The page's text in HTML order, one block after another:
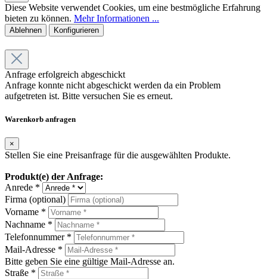
Diese Website verwendet Cookies, um eine bestmögliche Erfahrung
bieten zu können. Mehr Informationen ...
Ablehnen Konfigurieren
Anfrage erfolgreich abgeschickt
Anfrage konnte nicht abgeschickt werden da ein Problem
aufgetreten ist. Bitte versuchen Sie es erneut.
Warenkorb anfragen
×
Stellen Sie eine Preisanfrage für die ausgewählten Produkte.
Produkt(e) der Anfrage:
Anrede *
Firma (optional)
Vorname *
Nachname *
Telefonnummer *
Mail-Adresse *
Bitte geben Sie eine gültige Mail-Adresse an.
Straße *